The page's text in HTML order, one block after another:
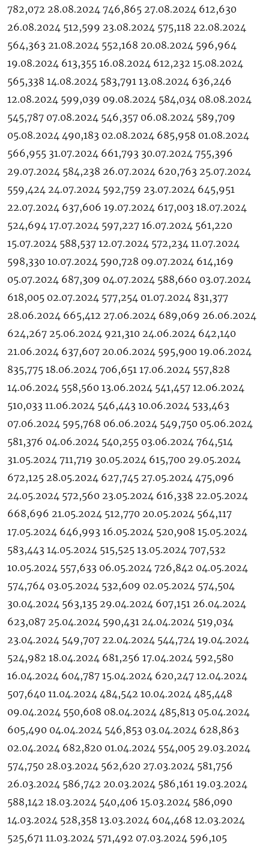
782,072 28.08.2024 746,865 27.08.2024 612,630
26.08.2024 512,599 23.08.2024 575,118 22.08.2024
564,363 21.08.2024 552,168 20.08.2024 596,964
19.08.2024 613,355 16.08.2024 612,232 15.08.2024
565,338 14.08.2024 583,791 13.08.2024 636,246
12.08.2024 599,039 09.08.2024 584,034 08.08.2024
545,787 07.08.2024 546,357 06.08.2024 589,709
05.08.2024 490,183 02.08.2024 685,958 01.08.2024
566,955 31.07.2024 661,793 30.07.2024 755,396
29.07.2024 584,238 26.07.2024 620,763 25.07.2024
559,424 24.07.2024 592,759 23.07.2024 645,951
22.07.2024 637,606 19.07.2024 617,003 18.07.2024
524,694 17.07.2024 597,227 16.07.2024 561,220
15.07.2024 588,537 12.07.2024 572,234 11.07.2024
598,330 10.07.2024 590,728 09.07.2024 614,169
05.07.2024 687,309 04.07.2024 588,660 03.07.2024
618,005 02.07.2024 577,254 01.07.2024 831,377
28.06.2024 665,412 27.06.2024 689,069 26.06.2024
624,267 25.06.2024 921,310 24.06.2024 642,140
21.06.2024 637,607 20.06.2024 595,900 19.06.2024
835,775 18.06.2024 706,651 17.06.2024 557,828
14.06.2024 558,560 13.06.2024 541,457 12.06.2024
510,033 11.06.2024 546,443 10.06.2024 533,463
07.06.2024 595,768 06.06.2024 549,750 05.06.2024
581,376 04.06.2024 540,255 03.06.2024 764,514
31.05.2024 711,719 30.05.2024 615,700 29.05.2024
672,125 28.05.2024 627,745 27.05.2024 475,096
24.05.2024 572,560 23.05.2024 616,338 22.05.2024
668,696 21.05.2024 512,770 20.05.2024 564,117
17.05.2024 646,993 16.05.2024 520,908 15.05.2024
583,443 14.05.2024 515,525 13.05.2024 707,532
10.05.2024 557,633 06.05.2024 726,842 04.05.2024
574,764 03.05.2024 532,609 02.05.2024 574,504
30.04.2024 563,135 29.04.2024 607,151 26.04.2024
623,087 25.04.2024 590,431 24.04.2024 519,034
23.04.2024 549,707 22.04.2024 544,724 19.04.2024
524,982 18.04.2024 681,256 17.04.2024 592,580
16.04.2024 604,787 15.04.2024 620,247 12.04.2024
507,640 11.04.2024 484,542 10.04.2024 485,448
09.04.2024 550,608 08.04.2024 485,813 05.04.2024
605,490 04.04.2024 546,853 03.04.2024 628,863
02.04.2024 682,820 01.04.2024 554,005 29.03.2024
574,750 28.03.2024 562,620 27.03.2024 581,756
26.03.2024 586,742 20.03.2024 586,161 19.03.2024
588,142 18.03.2024 540,406 15.03.2024 586,090
14.03.2024 528,358 13.03.2024 604,468 12.03.2024
525,671 11.03.2024 571,492 07.03.2024 596,105